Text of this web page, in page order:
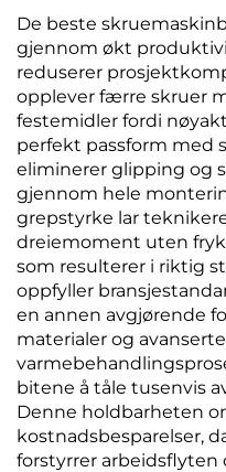
De beste
gjennom økt
reduserer
opplever færre skruer
festemidler fordi
perfekt passform med
eliminerer glipping og
gjennom hele
grepstyrke lar
dreiemoment uten
som resulterer i riktig
oppfyller
en annen avgjørende
materialer og avanserte
bitene å tåle tusenvis
Denne holdbarheten
kostnadsbesparelser,
forstyrrer arbeidsflyten